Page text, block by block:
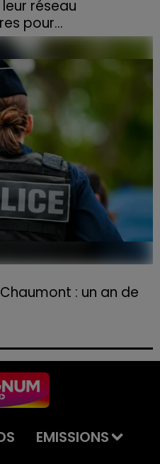
réseau
pour...
risques de départs de feu,
Vosges a lancé un appel
venir en aide...
: un an de
son véhicule.
EMISSIONS